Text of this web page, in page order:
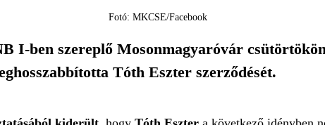
Fotó: MKCSE/Facebook
I-ben szereplő Mosonmagyaróvár
Tóth Eszter szerződését.